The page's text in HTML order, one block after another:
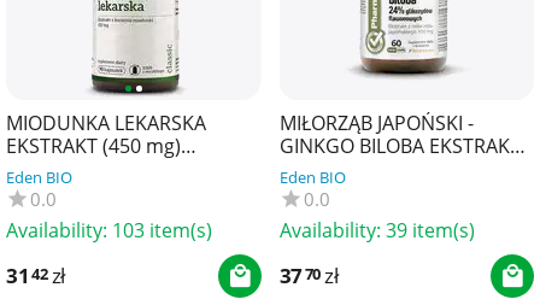
MIODUNKA LEKARSKA
EKSTRAKT (450 mg)
BEZGLUTENOWY 90
KAPSUŁEK - PHARMOVIT
(CLASSIC)
Eden BIO
0.0
Availability: 103 item(s)
31 42zł
MIŁORZĄB JAPOŃSKI -
GINKGO BILOBA EKSTRAKT
(100 mg) BEZGLUTENOWY
60 KAPSUŁEK - PHARMOVI...
Eden BIO
0.0
Availability: 39 item(s)
3770zł